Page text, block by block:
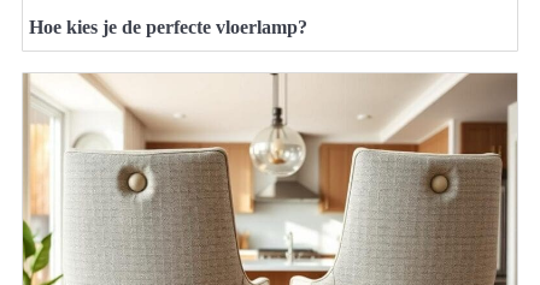
Hoe kies je de perfecte vloerlamp?